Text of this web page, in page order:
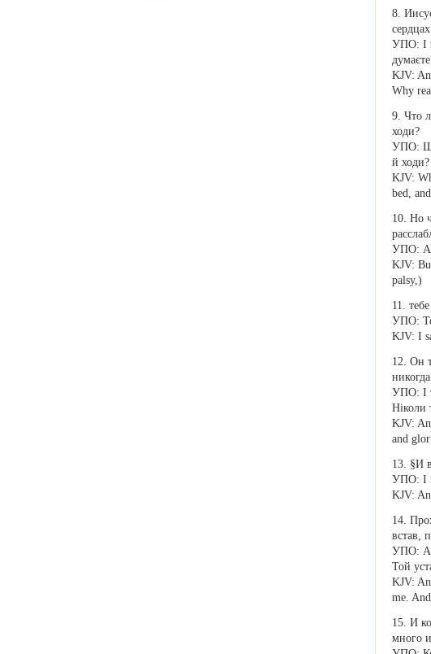
8.
УПО: І
KJV:
Why
9. Что
ходи?
УПО: Що
й ходи?
KJV:
bed,
10. Но
УПО:
KJV:
palsy,)
11.
УПО:
KJV: I
12. Он
УПО: І
Ніколи
KJV:
and
13. §И
УПО: І
KJV:
14.
встав,
УПО: А
Той
KJV:
me.
15. И
много